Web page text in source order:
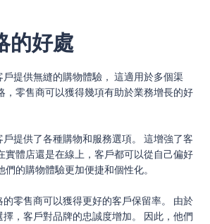
的好處
提供無縫的購物體驗， 這適用於多個渠
，零售商可以獲得幾項有助於業務增長的好
提供了各種購物和服務選項。 這增強了客
實體店還是在線上，客戶都可以從自己偏好
的購物體驗更加便捷和個性化。
零售商可以獲得更好的客戶保留率。 由於
，客戶對品牌的忠誠度增加。 因此，他們